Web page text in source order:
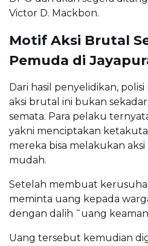
Victor D. Mackbon.
Motif Aksi Brutal
Pemuda di
Dari hasil penyelidikan,
aksi brutal ini bukan
semata. Para pelaku
yakni menciptakan
mereka bisa melakukan
mudah.
Setelah membuat
meminta uang kepada
dengan dalih ˜uang
Uang tersebut kemudian